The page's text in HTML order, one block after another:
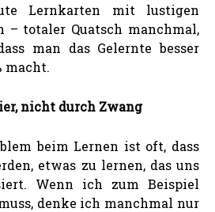
Lernkarten mit lustigen
– totaler Quatsch manchmal,
man das Gelernte besser
macht.
nicht durch Zwang
beim Lernen ist oft, dass
etwas zu lernen, das uns
Wenn ich zum Beispiel
denke ich manchmal nur